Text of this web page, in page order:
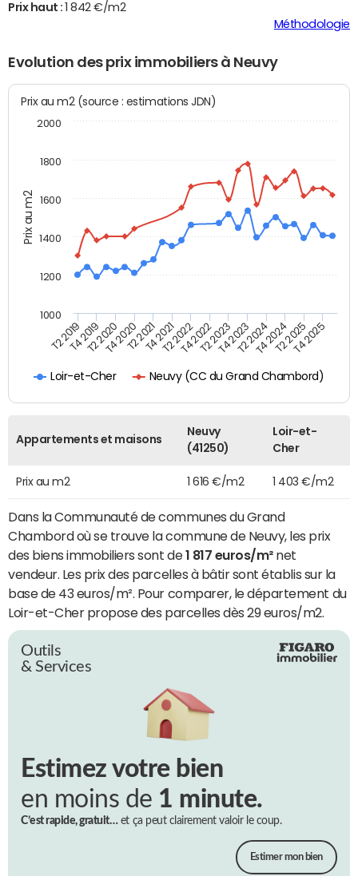
Prix haut :
1 842 €/m2
Méthodologie
Evolution des prix immobiliers à Neuvy
Prix au m2
Prix au m2 (source : estimations JDN)
Loir-et-Cher Neuvy (CC du Grand Chambord)
T2 2019T4 2019T2 2020T4 2020T2 2021T4 2021T2 2022T4 2022T2 2023T4 2023T2 2024T4 2024T2 2025T4 2025
1000
1200
1400
1600
1800
2000
Appartements et maisons
Neuvy
(41250)
Loir-et-
Cher
Prix au m2 1 616 €/m2 1 403 €/m2
Dans la Communauté de communes du Grand
Chambord où se trouve la commune de Neuvy, les prix
des biens immobiliers sont de1 817 euros/m²net
vendeur. Les prix des parcelles à bâtir sont établis sur la
base de 43 euros/m². Pour comparer, le département du
Loir-et-Cher propose des parcelles dès 29 euros/m2.
Outils
& Services
Estimez votre bien
en moins de 1 minute.
C’est rapide, gratuit…et ça peut clairement valoir le coup.
Estimer mon bien